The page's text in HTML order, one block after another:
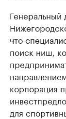
Генеральный
что
поиск ниш,
корпорация
для